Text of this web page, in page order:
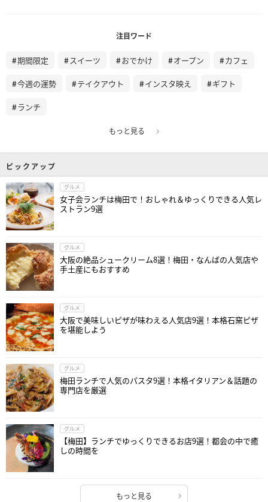
注目ワード
期間限定 スイーツ おでかけ オープン カフェ
今週の運勢 テイクアウト インスタ映え ギフト
ランチ
もっと見る
ピックアップ
グルメ
女子会ランチは梅田で！おしゃれ＆ゆっくりできる人気レ
ストラン9選
グルメ
大阪の絶品シュークリーム8選！梅田・なんばの人気店や
手土産にもおすすめ
グルメ
大阪で美味しいピザが味わえる人気店9選！本格石窯ピザ
を堪能しよう
グルメ
梅田ランチで人気のパスタ9選！本格イタリアン＆話題の
専門店を厳選
グルメ
【梅田】ランチでゆっくりできるお店9選！都会の中で癒
しの時間を
もっと見る